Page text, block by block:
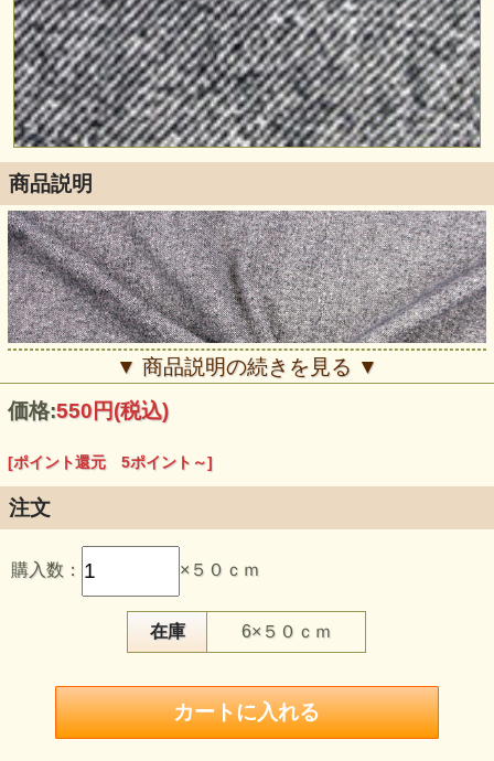
商品説明
この生地のおすすめポイント
・細かな斜線を重ね、綾織りのような表情をプリントで表現
したニットです。
・タテ・ヨコに伸びる2WAYストレッチで、パンツや動きを
伴う衣装にご検討いただけます。
・普通～やや薄手で、スカート、トップス、セットアップに
・紺よりも引き締まった黒で、モノトーンの服や衣装へ取り
入れやすい色です。
・約155cm巾で、大人服、セットアップ、衣装などの裁断計
画を立てやすい規格です。
▼ 商品説明の続きを見る ▼
価格:550円(税込)
[ポイント還元 5ポイント～]
注文
購入数： ×５０ｃｍ
在庫 6×５０ｃｍ